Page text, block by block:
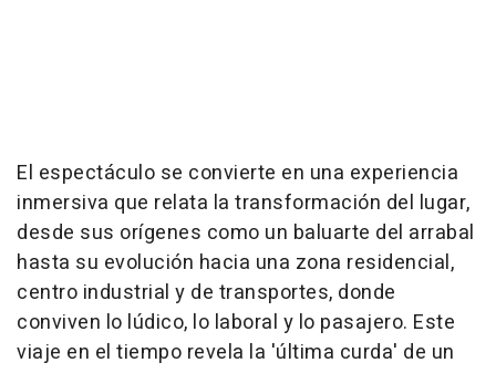
El espectáculo se convierte en una experiencia
inmersiva que relata la transformación del lugar,
desde sus orígenes como un baluarte del arrabal
hasta su evolución hacia una zona residencial,
centro industrial y de transportes, donde
conviven lo lúdico, lo laboral y lo pasajero. Este
viaje en el tiempo revela la 'última curda' de un